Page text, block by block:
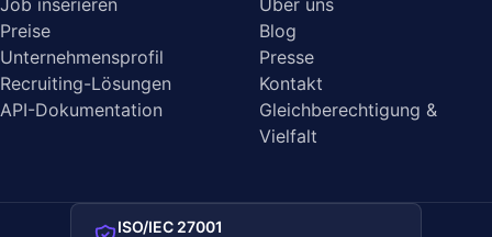
Job inserieren
Preise
Unternehmensprofil
Recruiting-Lösungen
API-Dokumentation
Über uns
Blog
Presse
Kontakt
Gleichberechtigung &
Vielfalt
ISO/IEC 27001